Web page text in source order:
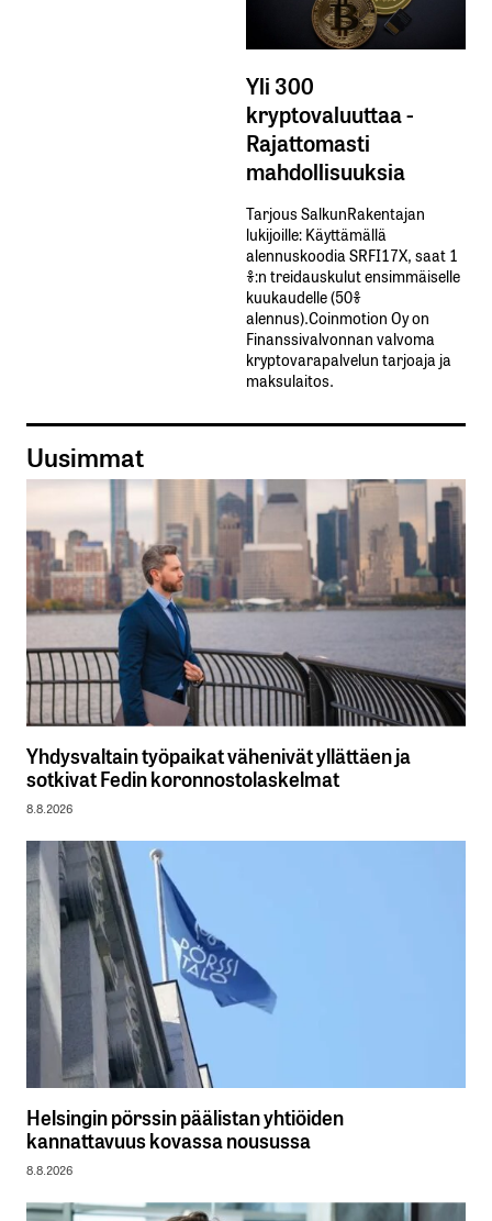
Yli 300
kryptovaluuttaa -
Rajattomasti
mahdollisuuksia
Tarjous SalkunRakentajan
lukijoille: Käyttämällä​ ​
alennuskoodia​ ​SRFI17X,​ ​saat​ ​1
%:n treidauskulut​ ​ensimmäiselle​ ​
kuukaudelle​ ​(50%​ ​
alennus).Coinmotion Oy on
Finanssivalvonnan valvoma
kryptovarapalvelun tarjoaja ja
maksulaitos.
Uusimmat
Yhdysvaltain työpaikat vähenivät yllättäen ja
sotkivat Fedin koronnostolaskelmat
8.8.2026
Helsingin pörssin päälistan yhtiöiden
kannattavuus kovassa nousussa
8.8.2026